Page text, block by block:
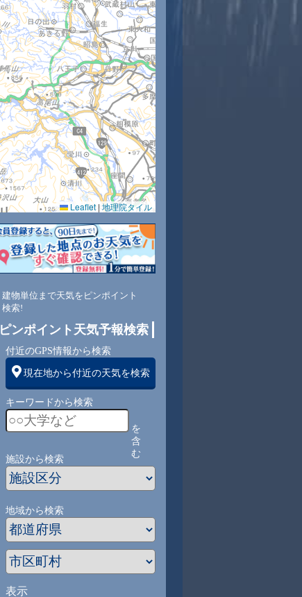
11時 12時 13時 14時
28 29 29 30
72 65 61 61
東南 東南 東南
1 2 2 3
Leaflet | 地理院タイル
建物単位まで天気をピンポイント
検索!
ピンポイント天気予報検索
付近のGPS情報から検索
現在地から付近の天気を検索
キーワードから検索
を
含
む
施設から検索
地域から検索
表示